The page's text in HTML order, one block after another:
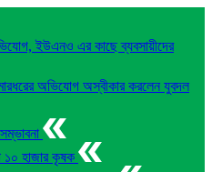
ইউএনও এর কাছে ব্যবসায়ীদের
অভিযোগ অস্বীকার করলেন যুবদল
১০ হাজার কৃষক